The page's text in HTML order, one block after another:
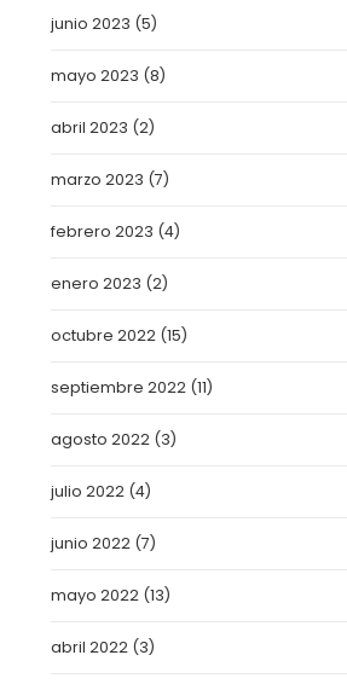
junio 2023 (5)
mayo 2023 (8)
abril 2023 (2)
marzo 2023 (7)
febrero 2023 (4)
enero 2023 (2)
octubre 2022 (15)
septiembre 2022 (11)
agosto 2022 (3)
julio 2022 (4)
junio 2022 (7)
mayo 2022 (13)
abril 2022 (3)